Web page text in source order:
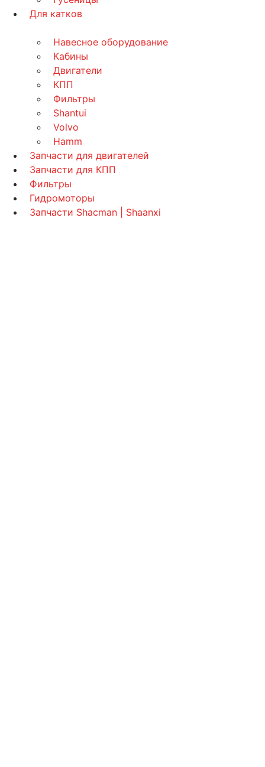
Для катков
Навесное оборудование
Кабины
Двигатели
КПП
Фильтры
Shantui
Volvo
Hamm
Запчасти для двигателей
Запчасти для КПП
Фильтры
Гидромоторы
Запчасти Shacman | Shaanxi